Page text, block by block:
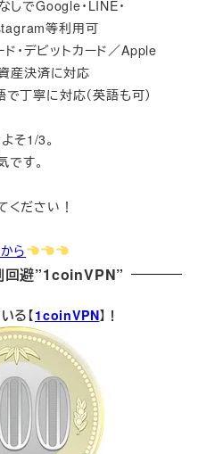
でGoogle・LINE・
等利用可
・デビットカード／Apple
産決済に対応
丁寧に対応（英語も可）
そ1/3。
です。
ください！
ら
回避”1coinVPN”
る【1coinVPN】！